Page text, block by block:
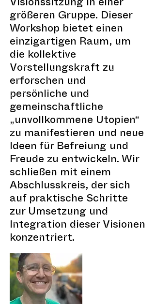
Visionssitzung in einer
größeren Gruppe. Dieser
Workshop bietet einen
einzigartigen Raum, um
die kollektive
Vorstellungskraft zu
erforschen und
persönliche und
gemeinschaftliche
„unvollkommene Utopien“
zu manifestieren und neue
Ideen für Befreiung und
Freude zu entwickeln. Wir
schließen mit einem
Abschlusskreis, der sich
auf praktische Schritte
zur Umsetzung und
Integration dieser Visionen
konzentriert.